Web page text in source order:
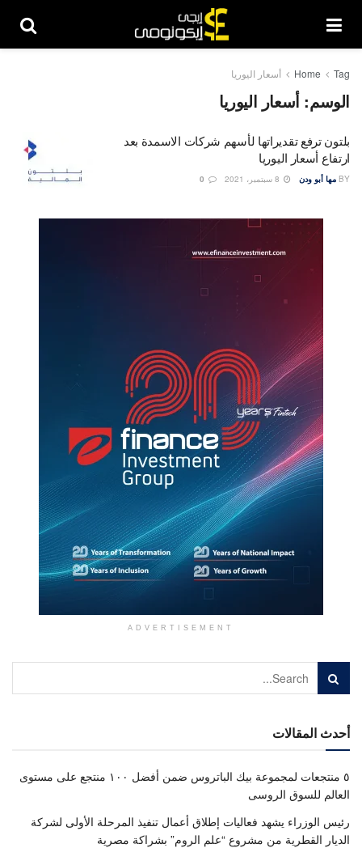
Home Tag أسعار اليوريا
الوسم:أسعار اليوريا
بلتون ترفع تقديراتها لأسهم شركات الاسمدة بعد
ارتفاع أسعار اليوريا
BY مها أبو ودن
ADVERTISEMENT
أحدث المقالات
٥ منتجعات لمجموعة بيك الباتروس ضمن أفضل ١٠٠ منتجع على مستوى
العالم للسوق الروسى
رئيس الوزراء يشهد فعاليات إطلاق أعمال تنفيذ المرحلة الأولى لشركة
الديار القطرية من مشروع “علم الروم” بشراكة مصرية